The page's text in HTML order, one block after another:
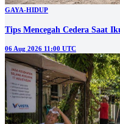
GAYA-HIDUP
Tips Mencegah Cedera Saat
06 Aug 2026 11:00 UTC